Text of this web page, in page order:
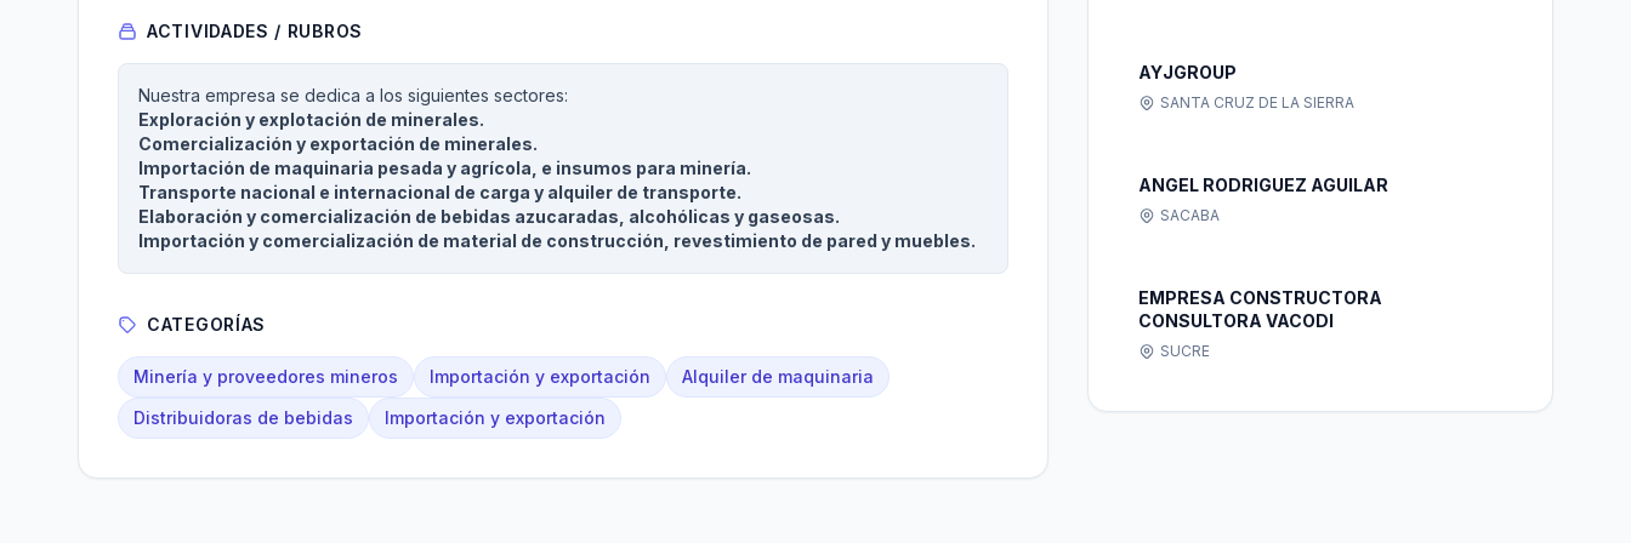
ACTIVIDADES / RUBROS
Nuestra empresa se dedica a los siguientes sectores:
Exploración y explotación de minerales.
Comercialización y exportación de minerales.
Importación de maquinaria pesada y agrícola, e insumos para minería.
Transporte nacional e internacional de carga y alquiler de transporte.
Elaboración y comercialización de bebidas azucaradas, alcohólicas y gaseosas.
Importación y comercialización de material de construcción, revestimiento de pared y muebles.
CATEGORÍAS
Minería y proveedores mineros Importación y exportación
Alquiler de maquinaria
Distribuidoras de bebidas
Importación y exportación
AYJGROUP
SANTA CRUZ DE LA SIERRA
ANGEL RODRIGUEZ AGUILAR
SACABA
EMPRESA CONSTRUCTORA
CONSULTORA VACODI
SUCRE